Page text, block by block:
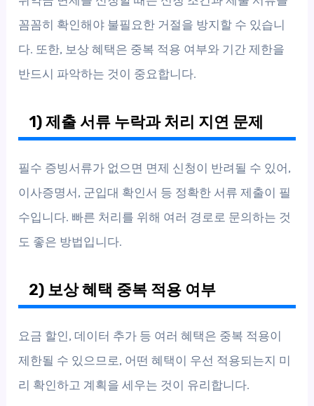
꼼꼼히 확인해야 불필요한 거절을 방지할 수 있습니
다. 또한, 보상 혜택은 중복 적용 여부와 기간 제한을
반드시 파악하는 것이 중요합니다.
1) 제출 서류 누락과 처리 지연 문제
필수 증빙서류가 없으면 면제 신청이 반려될 수 있어,
이사증명서, 군입대 확인서 등 정확한 서류 제출이 필
수입니다. 빠른 처리를 위해 여러 경로로 문의하는 것
도 좋은 방법입니다.
2) 보상 혜택 중복 적용 여부
요금 할인, 데이터 추가 등 여러 혜택은 중복 적용이
제한될 수 있으므로, 어떤 혜택이 우선 적용되는지 미
리 확인하고 계획을 세우는 것이 유리합니다.